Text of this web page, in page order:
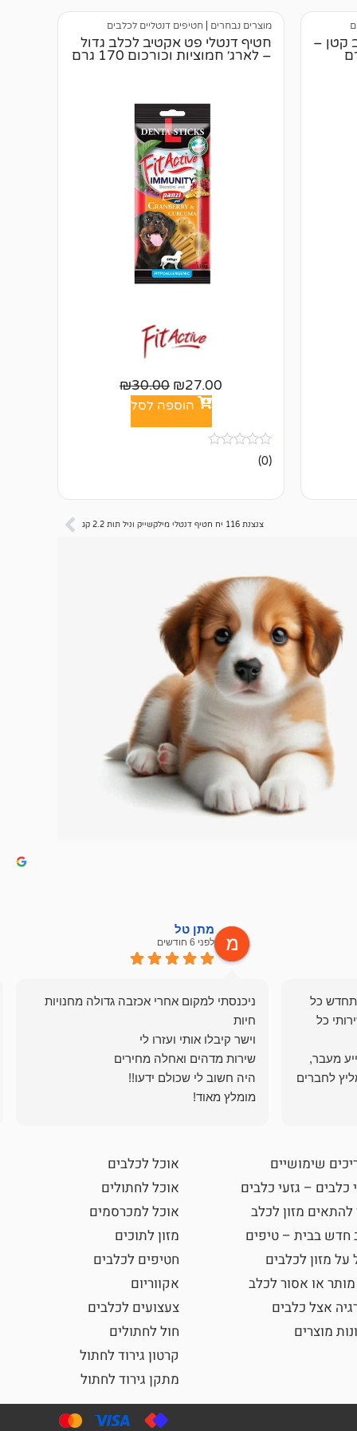
קטן –
מוצרים נבחרים חטיפים דנטליים לכלבים
חטיף דנטלי פט אקטיב לכלב גדול
– לארג׳ חמוציות וכורכום 170 גרם
₪27.00
₪30.00
הוספה לסל
אין
ביקורות
(0)
צנצנת 116 יח חטיף דנטלי מילקשייק וניל תות 2.2 קג
כל
כל
מעבר,
לחברים
מתן טל
לפני 6 חודשים
ניכנסתי למקום אחרי אכזבה גדולה מחנויות
מומלץ מאוד!
שימושיים
כלבים – גזעי כלבים
להתאים מזון לכלב
חדש בבית – טיפים
על מזון לכלבים
או אסור לכלב
אצל כלבים
מוצרים
אוכל לכלבים
אוכל לחתולים
אוכל למכרסמים
מזון לתוכים
חטיפים לכלבים
אקווריום
צעצועים לכלבים
חול לחתולים
קרטון גירוד לחתול
מתקן גירוד לחתול